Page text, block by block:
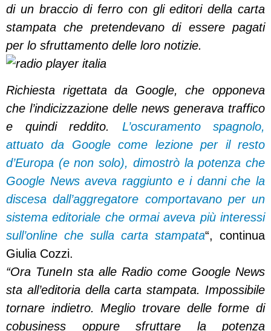
di un braccio di ferro con gli editori della carta
stampata che pretendevano di essere pagati
per lo sfruttamento delle loro notizie.
Richiesta rigettata da Google, che opponeva
che l’indicizzazione delle news generava traffico
e quindi reddito. L’oscuramento spagnolo,
attuato da Google come lezione per il resto
d’Europa (e non solo), dimostrò la potenza che
Google News aveva raggiunto e i danni che la
discesa dall’aggregatore comportavano per un
sistema editoriale che ormai aveva più interessi
sull’online che sulla carta stampata“, continua
Giulia Cozzi.
“Ora TuneIn sta alle Radio come Google News
sta all’editoria della carta stampata. Impossibile
tornare indietro. Meglio trovare delle forme di
cobusiness oppure sfruttare la potenza